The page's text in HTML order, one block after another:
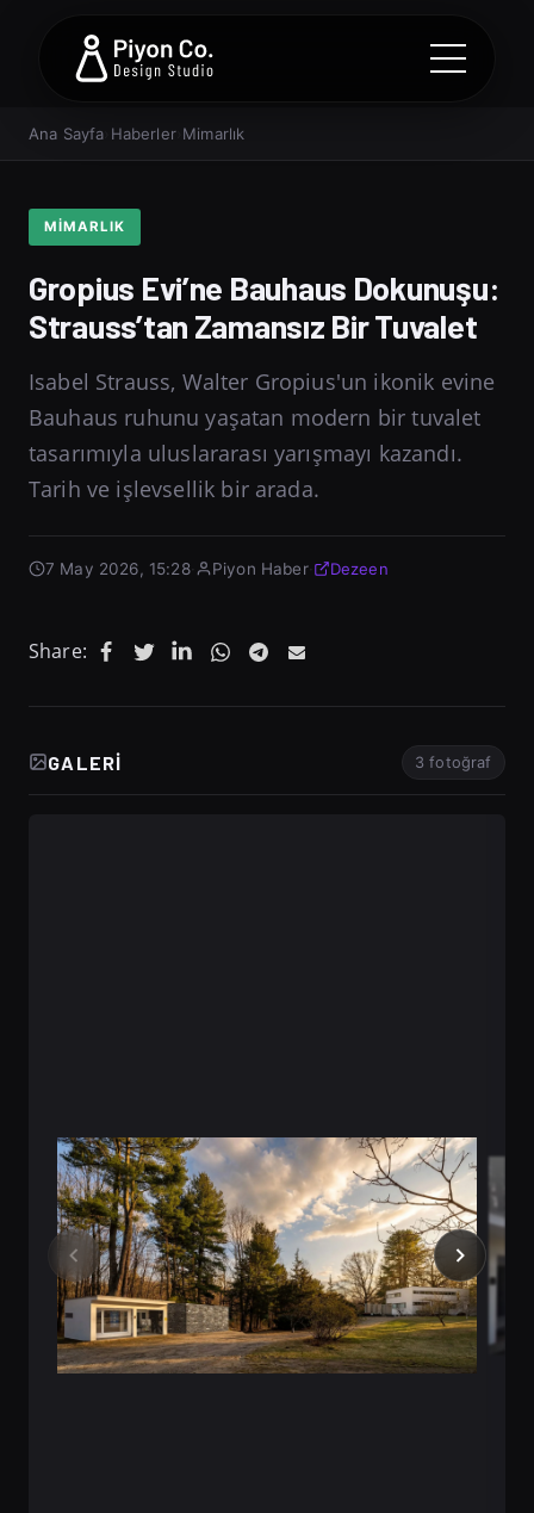
Ana Sayfa Haberler› Mimarlık
MIMARLIK
Gropius Evi’ne Bauhaus Dokunuşu:
Strauss’tan Zamansız Bir Tuvalet
Isabel Strauss, Walter Gropius'un ikonik evine
Bauhaus ruhunu yaşatan modern bir tuvalet
tasarımıyla uluslararası yarışmayı kazandı.
Tarih ve işlevsellik bir arada.
7 May 2026, 15:28· Piyon Haber· Dezeen
Share:
GALERI 3 fotoğraf